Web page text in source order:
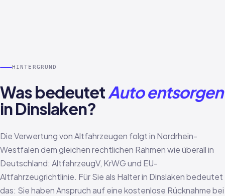
HINTERGRUND
Was bedeutetAuto entsorgen
in Dinslaken?
Die Verwertung von Altfahrzeugen folgt in Nordrhein-
Westfalen dem gleichen rechtlichen Rahmen wie überall in
Deutschland: AltfahrzeugV, KrWG und EU-
Altfahrzeugrichtlinie. Für Sie als Halter in Dinslaken bedeutet
das: Sie haben Anspruch auf eine kostenlose Rücknahme bei